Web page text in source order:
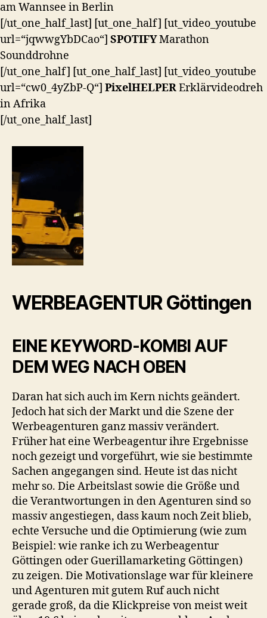
am Wannsee in Berlin
[/ut_one_half_last] [ut_one_half] [ut_video_youtube
url=“jqwwgYbDCao“] SPOTIFYMarathon
Sounddrohne
[/ut_one_half] [ut_one_half_last] [ut_video_youtube
url=“cw0_4yZbP-Q“] PixelHELPERErklärvideodreh
in Afrika
[/ut_one_half_last]
WERBEAGENTUR Göttingen
EINE KEYWORD-KOMBI AUF
DEM WEG NACH OBEN
Daran hat sich auch im Kern nichts geändert.
Jedoch hat sich der Markt und die Szene der
Werbeagenturen ganz massiv verändert.
Früher hat eine Werbeagentur ihre Ergebnisse
noch gezeigt und vorgeführt, wie sie bestimmte
Sachen angegangen sind. Heute ist das nicht
mehr so. Die Arbeitslast sowie die Größe und
die Verantwortungen in den Agenturen sind so
massiv angestiegen, dass kaum noch Zeit blieb,
echte Versuche und die Optimierung (wie zum
Beispiel: wie ranke ich zu Werbeagentur
Göttingen oder Guerillamarketing Göttingen)
zu zeigen. Die Motivationslage war für kleinere
und Agenturen mit gutem Ruf auch nicht
gerade groß, da die Klickpreise von meist weit